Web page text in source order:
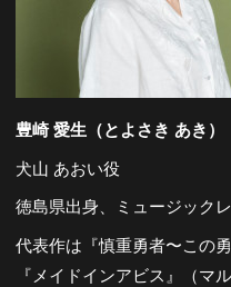
豊崎 愛生（とよさき あき）
犬山 あおい役
徳島県出身、ミュージックレ
代表作は『慎重勇者〜この
『メイドインアビス』（